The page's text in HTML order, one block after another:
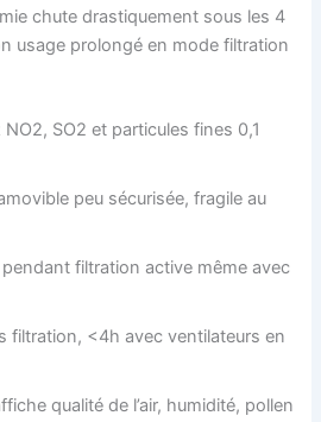
chute drastiquement sous les 4
usage prolongé en mode filtration
SO2 et particules fines 0,1
peu sécurisée, fragile au
filtration active même avec
filtration, <4h avec ventilateurs en
qualité de l’air, humidité, pollen